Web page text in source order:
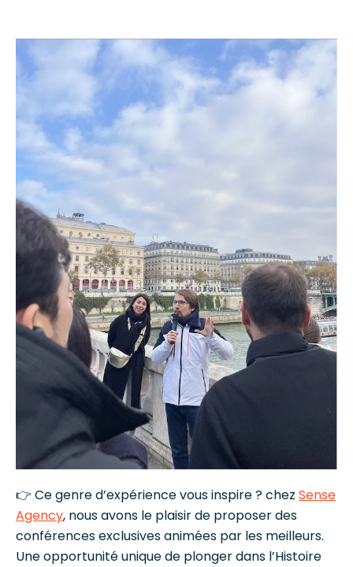
👉 Ce genre d’expérience vous inspire ? chez Sense
Agency, nous avons le plaisir de proposer des
conférences exclusives animées par les meilleurs.
Une opportunité unique de plonger dans l’Histoire